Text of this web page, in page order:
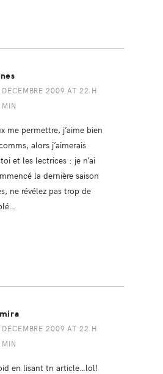
DÉCEMBRE 2009 AT 22 H
me permettre, j’aime bien
alors j’aimerais
et les lectrices : je n’ai
la dernière saison
ne révélez pas trop de
DÉCEMBRE 2009 AT 22 H
en lisant tn article…lol!